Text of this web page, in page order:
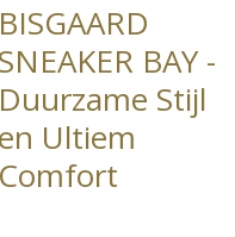
BISGAARD
SNEAKER BAY -
Duurzame Stijl
en Ultiem
Comfort